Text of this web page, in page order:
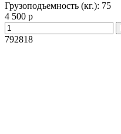
Грузоподъемность (кг.): 75
4 500 р
792818